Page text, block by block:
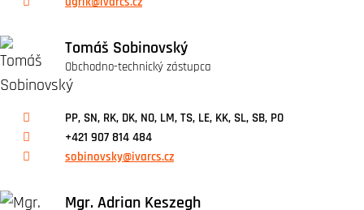
Tomáš Sobinovský
Obchodno-technický zástupca
PP, SN, RK, DK, NO, LM, TS, LE, KK, SL, SB, PO
+421 907 814 484
sobinovsky@ivarcs.cz
Mgr. Adrian Keszegh